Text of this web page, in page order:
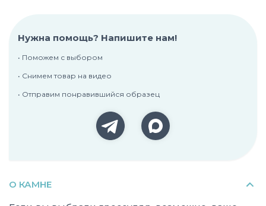
Нужна помощь? Напишите нам!
• Поможем с выбором
• Снимем товар на видео
• Отправим понравившийся образец
О КАМНЕ